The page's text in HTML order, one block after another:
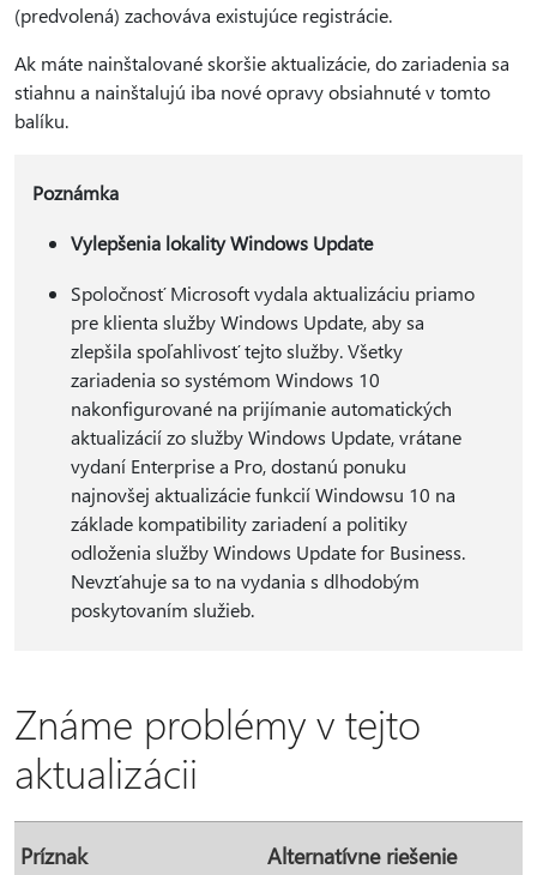
(predvolená) zachováva existujúce registrácie.
Ak máte nainštalované skoršie aktualizácie, do zariadenia sa
stiahnu a nainštalujú iba nové opravy obsiahnuté v tomto
balíku.
Poznámka
Vylepšenia lokality Windows Update
Spoločnosť Microsoft vydala aktualizáciu priamo
pre klienta služby Windows Update, aby sa
zlepšila spoľahlivosť tejto služby. Všetky
zariadenia so systémom Windows 10
nakonfigurované na prijímanie automatických
aktualizácií zo služby Windows Update, vrátane
vydaní Enterprise a Pro, dostanú ponuku
najnovšej aktualizácie funkcií Windowsu 10 na
základe kompatibility zariadení a politiky
odloženia služby Windows Update for Business.
Nevzťahuje sa to na vydania s dlhodobým
poskytovaním služieb.
Známe problémy v tejto
aktualizácii
Príznak Alternatívne riešenie